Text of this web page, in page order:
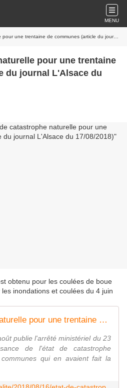
MENU
de communes (article du journal L'Alsace du 17/08/2018)
pour une trentaine
du journal L'Alsace du
obtenu pour les coulées de boue
inondations et coulées du 4 juin
Etat de catastrophe naturelle pour une trentaine de communes
publie l'arrêté ministériel du 23
de l'état de catastrophe
qui en avaient fait la